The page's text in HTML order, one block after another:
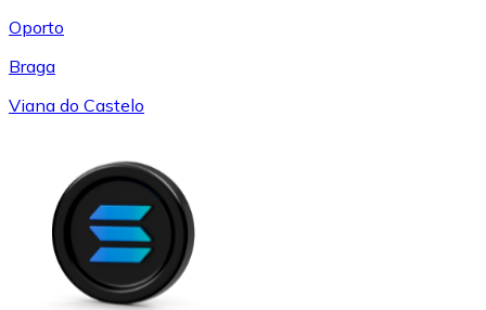
Oporto
Braga
Viana do Castelo